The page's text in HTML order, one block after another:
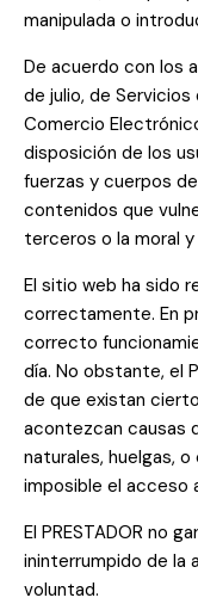
manipulada o
De acuerdo con los
de julio, de
Comercio
disposición de los
fuerzas y cuerpos
contenidos que
terceros o la moral
El sitio web ha sido
correctamente. En
correcto
día. No obstante, el
de que existan
acontezcan causas
naturales, huelgas,
imposible el acceso
El PRESTADOR no
ininterrumpido de la
voluntad.